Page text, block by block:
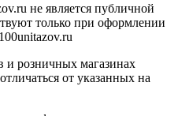
не является публичной
только при оформлении
и розничных магазинах
от указанных на